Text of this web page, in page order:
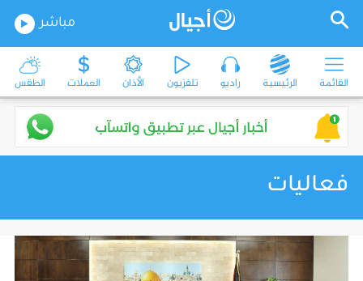
مباشر
القائمة الرئيسية راديو تلفزيون الأذان العملات الطقس
فعاليات